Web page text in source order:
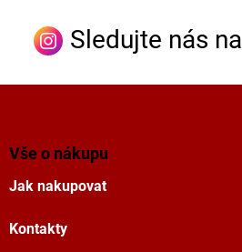
Sledujte nás na
Vše o nákupu
Jak nakupovat
Kontakty